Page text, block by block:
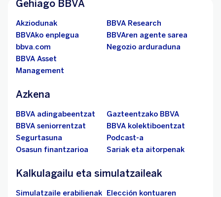
Gehiago BBVA
Akziodunak
BBVA Research
BBVAko enplegua
BBVAren agente sarea
bbva.com
Negozio arduraduna
BBVA Asset
Management
Azkena
BBVA adingabeentzat
Gazteentzako BBVA
BBVA seniorrentzat
BBVA kolektiboentzat
Segurtasuna
Podcast-a
Osasun finantzarioa
Sariak eta aitorpenak
Kalkulagailu eta simulatzaileak
Simulatzaile erabilienak Elección kontuaren